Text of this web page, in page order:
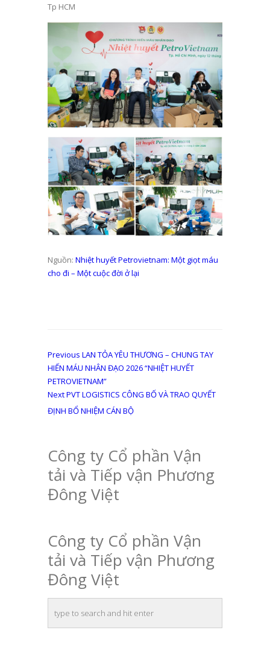
Tp HCM
Nguồn: Nhiệt huyết Petrovietnam: Một giọt máu
cho đi – Một cuộc đời ở lại
Điều
hướng
bài
viết
Previous Previous
post:
LAN TỎA YÊU THƯƠNG – CHUNG TAY
HIẾN MÁU NHÂN ĐẠO 2026 “NHIỆT HUYẾT
PETROVIETNAM”
NextNext
post:
PVT LOGISTICS CÔNG BỐ VÀ TRAO QUYẾT
ĐỊNH BỔ NHIỆM CÁN BỘ
Công ty Cổ phần Vận
tải và Tiếp vận Phương
Đông Việt
Công ty Cổ phần Vận
tải và Tiếp vận Phương
Đông Việt